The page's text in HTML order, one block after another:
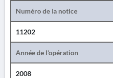
Numéro de la notice
11202
Année de l'opération
2008